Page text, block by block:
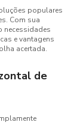
populares
Com sua
necessidades
e vantagens
acertada.
de